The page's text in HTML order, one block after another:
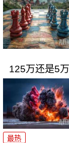
125万还是5
最热